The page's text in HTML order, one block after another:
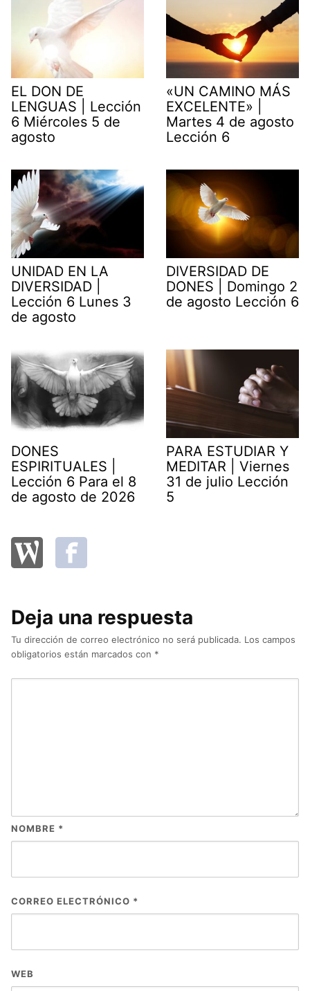
EL DON DE
LENGUAS | Lección
6 Miércoles 5 de
agosto
«UN CAMINO MÁS
EXCELENTE» |
Martes 4 de agosto
Lección 6
UNIDAD EN LA
DIVERSIDAD |
Lección 6 Lunes 3
de agosto
DIVERSIDAD DE
DONES | Domingo 2
de agosto Lección 6
DONES
ESPIRITUALES |
Lección 6 Para el 8
de agosto de 2026
PARA ESTUDIAR Y
MEDITAR | Viernes
31 de julio Lección
5
Deja una respuesta
Tu dirección de correo electrónico no será publicada. Los campos
obligatorios están marcados con *
NOMBRE *
CORREO ELECTRÓNICO *
WEB